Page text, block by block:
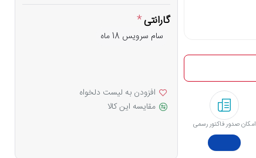
امکان صدور فاکتور رسمی
گارانتی
سام سرویس 18 ماه
افزودن به لیست دلخواه
مقایسه این کالا